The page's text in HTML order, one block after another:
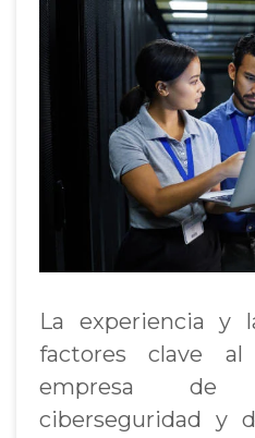
La experiencia y
factores clave al
empresa de
ciberseguridad y